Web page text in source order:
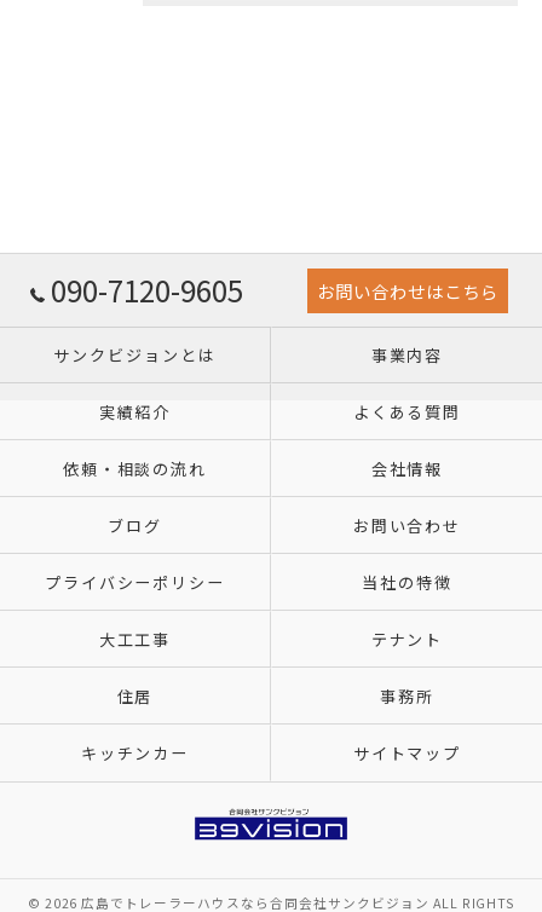
090-7120-9605 お問い合わせはこちら
サンクビジョンとは 事業内容
実績紹介 よくある質問
依頼・相談の流れ 会社情報
ブログ お問い合わせ
プライバシーポリシー 当社の特徴
大工工事 テナント
住居 事務所
キッチンカー サイトマップ
© 2026 広島でトレーラーハウスなら合同会社サンクビジョン ALL RIGHTS